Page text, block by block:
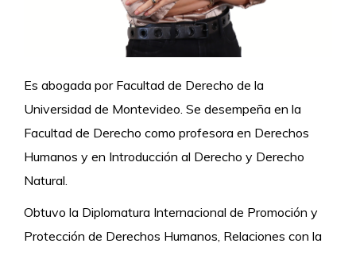
Es abogada por Facultad de Derecho de la
Universidad de Montevideo. Se desempeña en la
Facultad de Derecho como profesora en Derechos
Humanos y en Introducción al Derecho y Derecho
Natural.
Obtuvo la Diplomatura Internacional de Promoción y
Protección de Derechos Humanos, Relaciones con la